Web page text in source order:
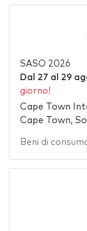
SASO 2026
Dal 27 al 29
giorno!
Cape Town
Cape Town,
Beni di